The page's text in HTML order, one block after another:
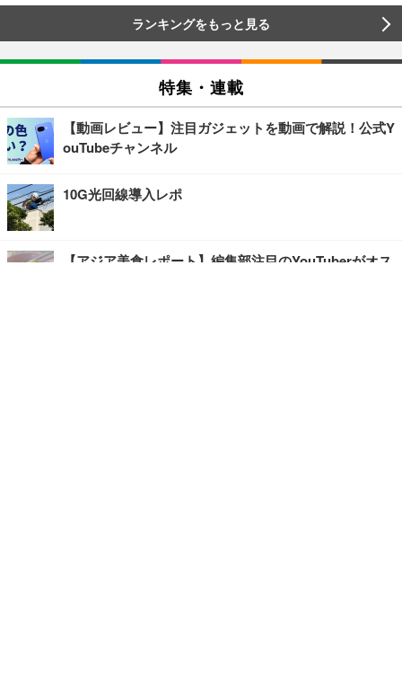
ランキングをもっと見る
特集・連載
【動画レビュー】注目ガジェットを動画で解説！公式Y
ouTubeチャンネル
10G光回線導入レポ
【アジア美食レポート】編集部注目のYouTuberがオス